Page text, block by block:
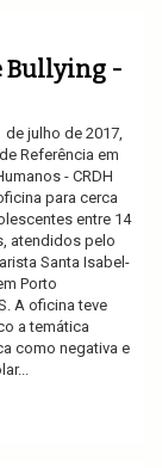
Bullying -
de julho de 2017,
Referência em
- CRDH
para cerca
entre 14
atendidos pelo
Santa Isabel-
Porto
A oficina teve
a temática
como negativa e